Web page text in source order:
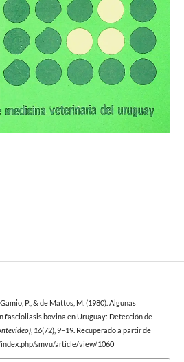
P., & de Mattos, M. (1980). Algunas
fascioliasis bovina en Uruguay: Detección de
, 16(72), 9–19. Recuperado a partir de
smvu/article/view/1060